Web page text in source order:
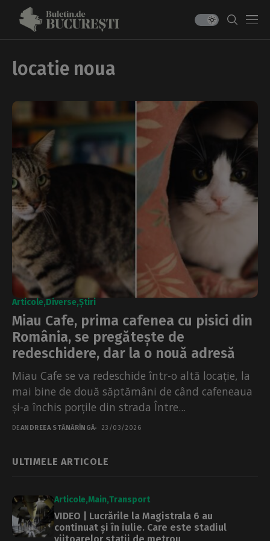
locatie noua
Articole Diverse Știri
Miau Cafe, prima cafenea cu pisici din
România, se pregătește de
redeschidere, dar la o nouă adresă
Miau Cafe se va redeschide într-o altă locație, la
mai bine de două săptămâni de când cafeneaua
și-a închis porțile din strada Între...
DEANDREEA STĂNĂRÎNGĂ 23/03/2026
ULTIMELE ARTICOLE
Articole Main Transport
VIDEO | Lucrările la Magistrala 6 au
continuat și în iulie. Care este stadiul